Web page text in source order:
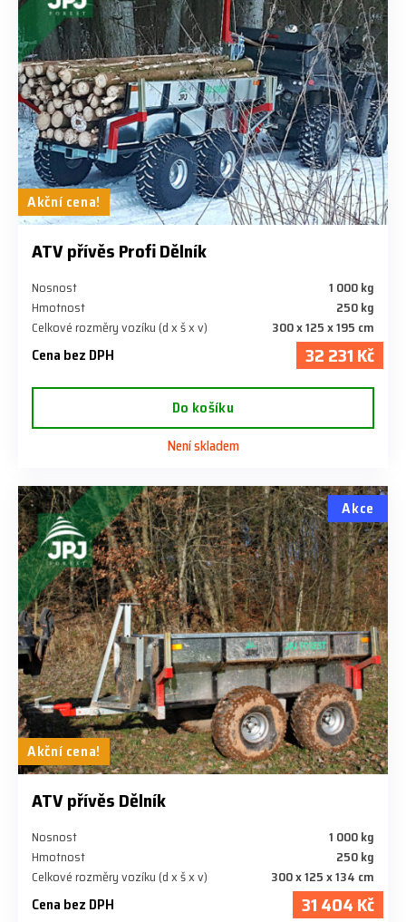
Akční cena!
ATV přívěs Profi Dělník
Nosnost
1 000 kg
Hmotnost
250 kg
Celkové rozměry vozíku (d x š x v)
300 x 125 x 195 cm
Cena bez DPH 32 231 Kč
Do košíku
Není skladem
Akce
Akční cena!
ATV přívěs Dělník
Nosnost
1 000 kg
Hmotnost
250 kg
Celkové rozměry vozíku (d x š x v)
300 x 125 x 134 cm
Cena bez DPH 31 404 Kč